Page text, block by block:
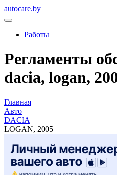
autocare.by
Работы
Регламенты
dacia, logan,
Главная
Авто
DACIA
LOGAN, 2005